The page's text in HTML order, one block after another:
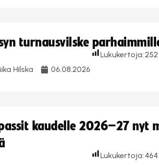
turnausvilske
Hilska 06.08.2026
Lukukertoja:252
kaudelle 2026–27 nyt
Lukukertoja: 464